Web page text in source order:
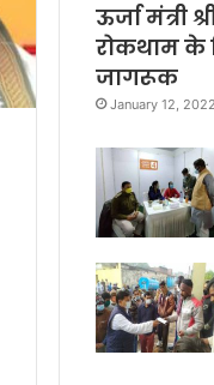
ऊर्जा मंत्री
रोकथाम
जागरूक
January 12, 2022